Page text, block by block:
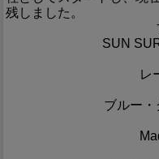
残しました。
SUN
レ
ブルー